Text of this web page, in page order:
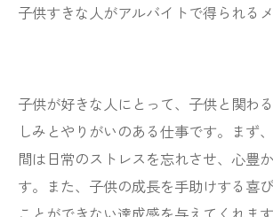
子供すきな人がアルバイトで得られる
子供が好きな人にとって、子供と関わ
しみとやりがいのある仕事です。まず
間は日常のストレスを忘れさせ、心豊
す。また、子供の成長を手助けする喜